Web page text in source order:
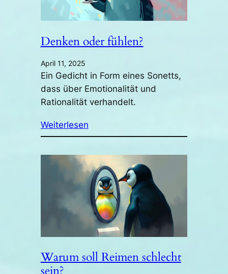
Denken oder fühlen?
April 11, 2025
Ein Gedicht in Form eines Sonetts,
dass über Emotionalität und
Rationalität verhandelt.
Weiterlesen
Warum soll Reimen schlecht
sein?